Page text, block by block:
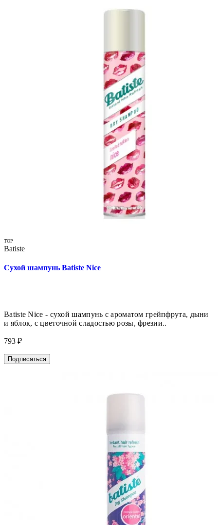
TOP
Batiste
Сухой шампунь Batiste Nice
Batiste Nice - сухой шампунь с ароматом грейпфрута, дыни
и яблок, с цветочной сладостью розы, фрезии..
793 ₽
Подписаться